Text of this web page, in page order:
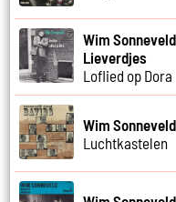
Wim
Lieverdjes
Loflied op Dora
Wim Sonneveld
Luchtkastelen